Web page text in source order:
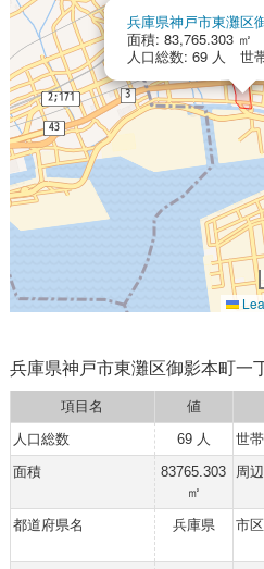
兵庫県神戸市東灘区
面積: 83,765.303 ㎡
人口総数: 69 人 世
兵庫県神戸市東灘区御影本町一
項目名 値
人口総数
69 人 世
面積
83765.303
㎡
周
都道府県名 兵庫県 市